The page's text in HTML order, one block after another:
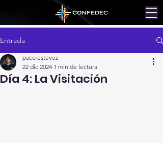
Entrada
Día 4: La Visitación
paco estevez
22 dic 2024 1 min de lectura